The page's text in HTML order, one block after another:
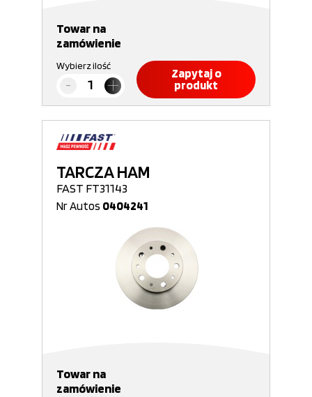
Towar na
zamówienie
Wybierz ilość
Zapytaj o
produkt
TARCZA HAM
FAST FT31143
Nr Autos 0404241
Towar na
zamówienie